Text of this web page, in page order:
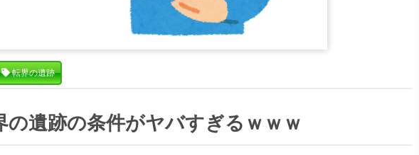
転界の遺跡
の遺跡の条件がヤバすぎるｗｗｗ